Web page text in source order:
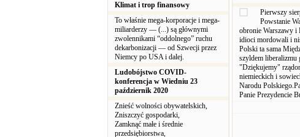
Klimat i trop finansowy
To właśnie mega-korporacje i mega-
miliarderzy — (...) są głównymi
zwolennikami “oddolnego” ruchu
dekarbonizacji — od Szwecji przez
Niemcy po USA i dalej.
Ludobójstwo COVID-
konferencja w Wiedniu 23
październik 2020
Znieść wolności obywatelskich,
Zniszczyć gospodarki,
Zamknąć małe i średnie
przedsiębiorstwa,
Pierwszy
Powstanie
obronie Warszawy i
idioci mordowali i
Polski ta sama
szyldem liberalizmu
"Dziękujemy"
niemieckich i
Narodu
Panie Prezydencie